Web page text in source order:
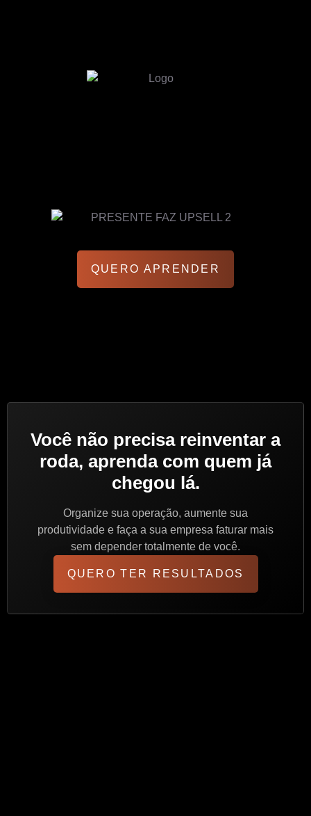
QUERO APRENDER
Você não precisa reinventar a
roda, aprenda com quem já
chegou lá.
Organize sua operação, aumente sua
produtividade e faça a sua empresa faturar mais
sem depender totalmente de você.
QUERO TER RESULTADOS